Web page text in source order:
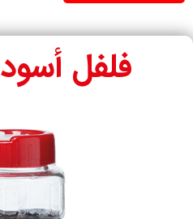
فلفل أسود ۷۵ غرام